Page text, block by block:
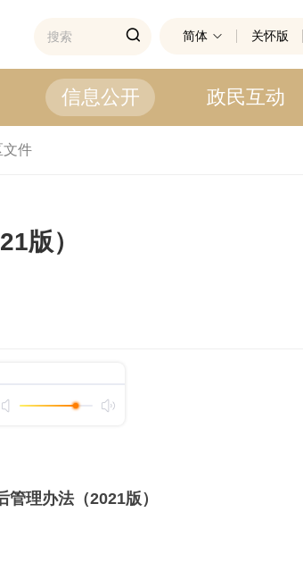
简体 关怀版
信息公开 政民互动
文件
版）
管理办法（2021版）